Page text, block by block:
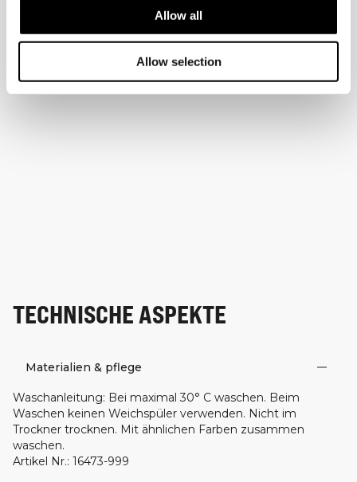
Allow all
Allow selection
TECHNISCHE ASPEKTE
Materialien & pflege
Waschanleitung: Bei maximal 30° C waschen. Beim
Waschen keinen Weichspüler verwenden. Nicht im
Trockner trocknen. Mit ähnlichen Farben zusammen
waschen.
Artikel Nr.: 16473-999